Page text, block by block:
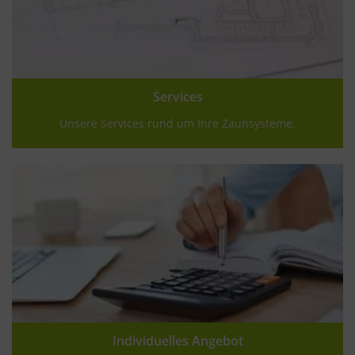
Services
Unsere Services rund um Ihre Zaunsysteme.
Individuelles Angebot